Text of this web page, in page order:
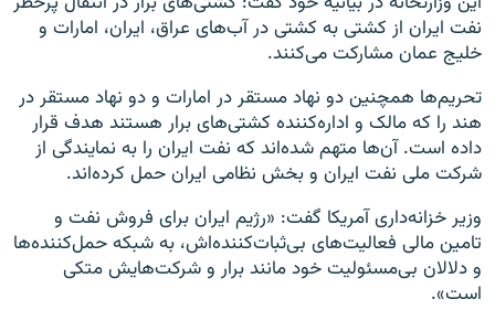
نفت ایران از کشتی به کشتی در آب‌های عراق، ایران، امارات و
خلیج عمان مشارکت می‌کنند.
تحریم‌ها همچنین دو نهاد مستقر در امارات و دو نهاد مستقر در
هند را که مالک و اداره‌کننده کشتی‌های برار هستند هدف قرار
داده است. آن‌ها متهم شده‌اند که نفت ایران را به نمایندگی از
شرکت ملی نفت ایران و بخش نظامی ایران حمل کرده‌اند.
وزیر خزانه‌داری آمریکا گفت: «رژیم ایران برای فروش نفت و
تامین مالی فعالیت‌های بی‌ثبات‌کننده‌اش، به شبکه حمل‌کننده‌ها
و دلالان بی‌مسئولیت خود مانند برار و شرکت‌هایش متکی
است».